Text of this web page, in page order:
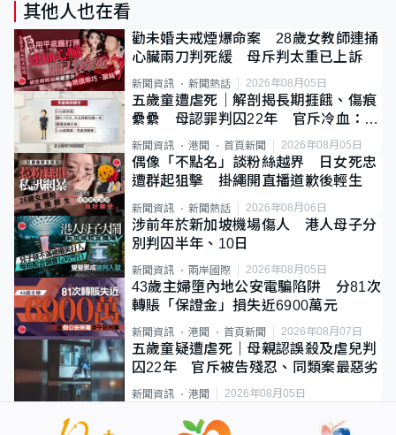
其他人也在看
勸未婚夫戒煙爆命案 28歲女教師連捅
心臟兩刀判死緩 母斥判太重已上訴
新聞資訊 新聞熱話 2026年08月05日
五歲童遭虐死｜解剖揭長期捱餓、傷痕
纍纍 母認罪判囚22年 官斥冷血：同
類案最惡劣
新聞資訊 港聞 首頁新聞 2026年08月05日
偶像「不點名」談粉絲越界 日女死忠
遭群起狙擊 掛繩開直播道歉後輕生
新聞資訊 新聞熱話 2026年08月06日
涉前年於新加坡機場傷人 港人母子分
別判囚半年、10日
新聞資訊 兩岸國際 2026年08月05日
43歲主婦墮內地公安電騙陷阱 分81次
轉賬「保證金」損失近6900萬元
新聞資訊 港聞 首頁新聞 2026年08月07日
五歲童疑遭虐死｜母親認誤殺及虐兒判
囚22年 官斥被告殘忍、同類案最惡劣
新聞資訊 港聞 2026年08月05日